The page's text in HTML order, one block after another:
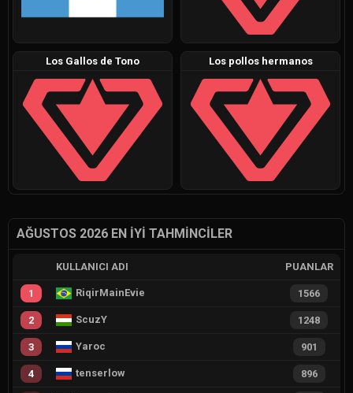
Los Gallos de Tono Los pollos hermanos
AĞUSTOS 2026 EN İYI TAHMINCILER
KULLANICI ADI PUANLAR
1 RiqirMainEvie 1566
2 ScuzY 1248
3 Yaroc 901
4 tenserlow 896